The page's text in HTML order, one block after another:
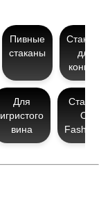
Пивные
стаканы
Стаканы
для
коньяка
Для
игристого
вина
Стаканы
Old
Fashioned